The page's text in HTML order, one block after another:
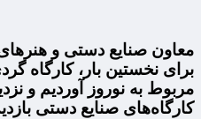
معاون صنایع دستی و
برای نخستین بار، کارگاه
کارگاه‌های صنایع دستی